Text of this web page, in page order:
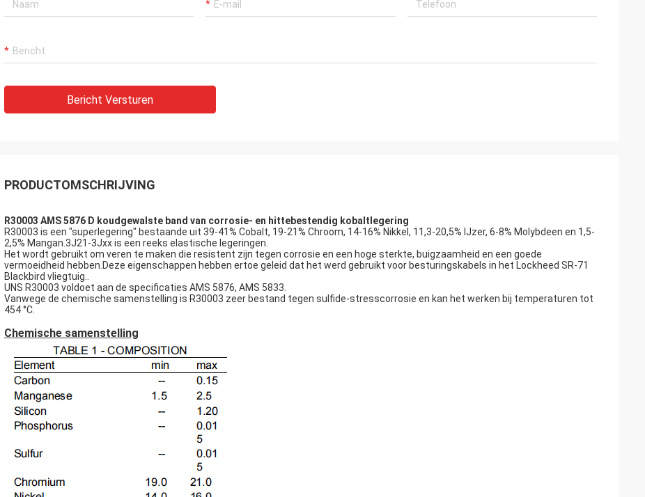
Bericht Versturen
PRODUCTOMSCHRIJVING
R30003 AMS 5876 D koudgewalste band van corrosie- en hittebestendig kobaltlegering
R30003 is een "superlegering" bestaande uit 39-41% Cobalt, 19-21% Chroom, 14-16% Nikkel, 11,3-20,5% IJzer, 6-8% Molybdeen en 1,5-
2,5% Mangan.3J21-3Jxx is een reeks elastische legeringen.
Het wordt gebruikt om veren te maken die resistent zijn tegen corrosie en een hoge sterkte, buigzaamheid en een goede
vermoeidheid hebben.Deze eigenschappen hebben ertoe geleid dat het werd gebruikt voor besturingskabels in het Lockheed SR-71
Blackbird vliegtuig..
UNS R30003 voldoet aan de specificaties AMS 5876, AMS 5833.
Vanwege de chemische samenstelling is R30003 zeer bestand tegen sulfide-stresscorrosie en kan het werken bij temperaturen tot
454 °C.
Chemische samenstelling